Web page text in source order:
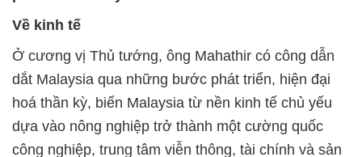
Về kinh tế
Ở cương vị Thủ tướng, ông Mahathir có công dẫn
dắt Malaysia qua những bước phát triển, hiện đại
hoá thần kỳ, biến Malaysia từ nền kinh tế chủ yếu
dựa vào nông nghiệp trở thành một cường quốc
công nghiệp, trung tâm viễn thông, tài chính và sản